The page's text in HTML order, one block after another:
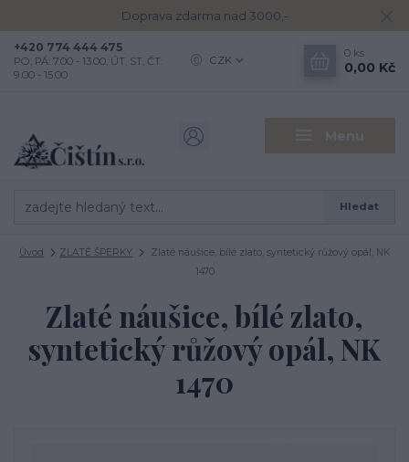
Doprava zdarma nad 3000,-
Menu
CZK
Hledat
+420 774 444 475
PO, PÁ: 7.00 - 13.00, ÚT, ST, ČT:
9.00 - 15.00
0 ks
0,00 Kč
Úvod ZLATÉ ŠPERKY
Zlaté náušice, bílé zlato, syntetický růžový opál, NK
1470
Zlaté náušice, bílé zlato,
syntetický růžový opál, NK
1470